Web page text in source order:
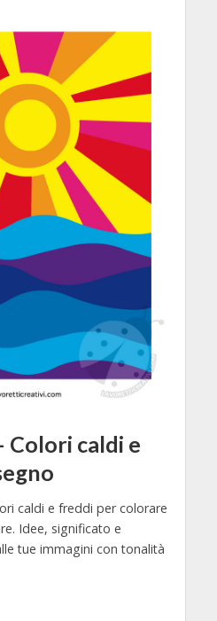
Colori caldi e
caldi e freddi per colorare
Idee, significato e
tue immagini con tonalità